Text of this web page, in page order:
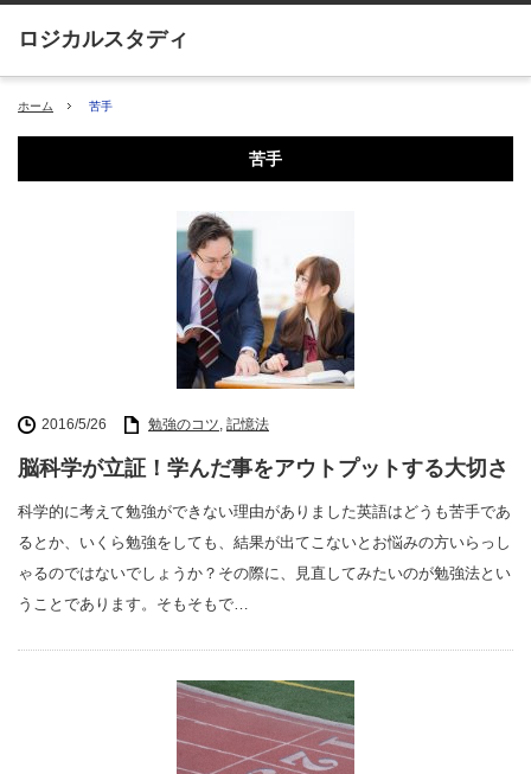
ホーム 苦手
苦手
2016/5/26 勉強のコツ, 記憶法
脳科学が立証！学んだ事をアウトプットする大切さ
科学的に考えて勉強ができない理由がありました英語はどうも苦手であ
るとか、いくら勉強をしても、結果が出てこないとお悩みの方いらっし
ゃるのではないでしょうか？その際に、見直してみたいのが勉強法とい
うことであります。そもそもで…